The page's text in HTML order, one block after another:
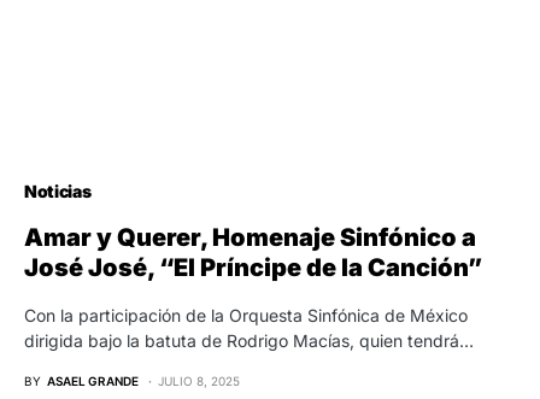
Noticias
Amar y Querer, Homenaje Sinfónico a
José José, “El Príncipe de la Canción”
Con la participación de la Orquesta Sinfónica de México
dirigida bajo la batuta de Rodrigo Macías, quien tendrá…
BY ASAEL GRANDE JULIO 8, 2025